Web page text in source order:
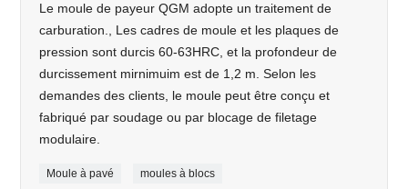
Le moule de payeur QGM adopte un traitement de
carburation., Les cadres de moule et les plaques de
pression sont durcis 60-63HRC, et la profondeur de
durcissement mirnimuim est de 1,2 m. Selon les
demandes des clients, le moule peut être conçu et
fabriqué par soudage ou par blocage de filetage
modulaire.
Moule à pavé moules à blocs